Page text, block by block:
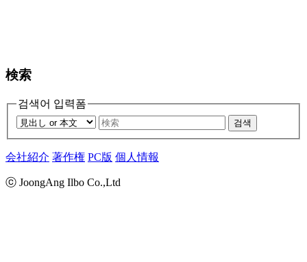
検索
검색어 입력폼
검색
会社紹介 著作権 PC版 個人情報
ⓒ JoongAng Ilbo Co.,Ltd